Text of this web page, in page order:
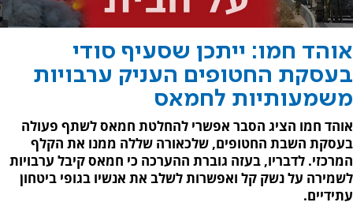
אוהד חמו: ייתכן שסעיף סודי
בעסקת החטופים העניק ערבויות
משמעותיות לחמאס
אוהד חמו הציג הסבר אפשרי להחלטת חמאס לשתף פעולה
בעסקת השבת החטופים, שלכאורה שללה ממנו את הקלף
המרכזי. לדבריו, בעזה גוברת ההערכה כי חמאס קיבל ערבויות
לשמירה על נשק קל ואפשרות לשלב את אנשיו בגופי ביטחון
עתידיים.